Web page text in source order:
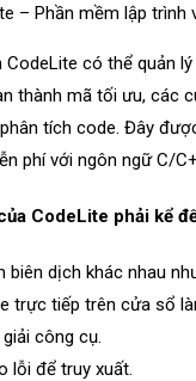
– Phần mềm lập trình
CodeLite có thể quản
thành mã tối ưu, các
tích code. Đây
phí với ngôn ngữ C/
CodeLite phải kể
dịch khác nhau
trực tiếp trên cửa sổ
công cụ.
lỗi để truy xuất.